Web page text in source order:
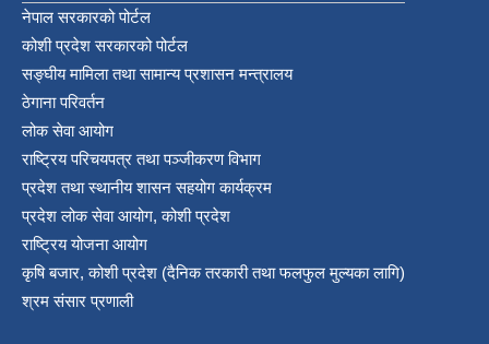
नेपाल सरकारको पोर्टल
कोशी प्रदेश सरकारको पोर्टल
सङ्‍घीय मामिला तथा सामान्य प्रशासन मन्त्रालय
ठेगाना परिवर्तन
लोक सेवा आयोग
राष्ट्रिय परिचयपत्र तथा पञ्‍जीकरण विभाग
प्रदेश तथा स्थानीय शासन सहयोग कार्यक्रम
प्रदेश लोक सेवा आयोग, कोशी प्रदेश
राष्ट्रिय योजना आयोग
कृषि बजार, कोशी प्रदेश (दैनिक तरकारी तथा फलफुल मुल्यका लागि)
श्रम संसार प्रणाली